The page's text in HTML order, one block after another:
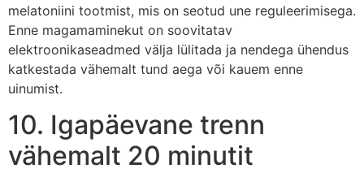
melatoniini tootmist, mis on seotud une reguleerimisega.
Enne magamaminekut on soovitatav
elektroonikaseadmed välja lülitada ja nendega ühendus
katkestada vähemalt tund aega või kauem enne
uinumist.
10. Igapäevane trenn
vähemalt 20 minutit